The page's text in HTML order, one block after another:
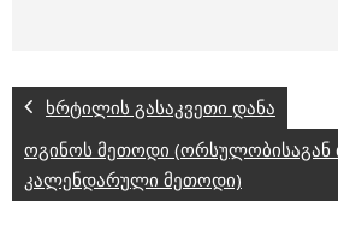
ხრტილის გასაკვეთი დანა
ოგინოს მეთოდი (ორსულობისაგან
კალენდარული მეთოდი)